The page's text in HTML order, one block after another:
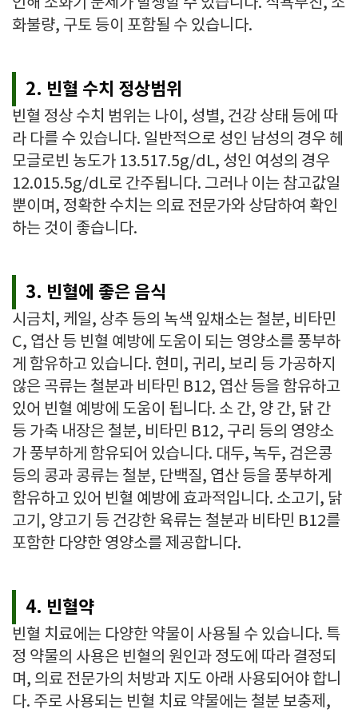
인해 소화기 문제가 발생할 수 있습니다. 식욕부진, 소
화불량, 구토 등이 포함될 수 있습니다.
2. 빈혈 수치 정상범위
빈혈 정상 수치 범위는 나이, 성별, 건강 상태 등에 따
라 다를 수 있습니다. 일반적으로 성인 남성의 경우 헤
모글로빈 농도가 13.517.5g/dL, 성인 여성의 경우
12.015.5g/dL로 간주됩니다. 그러나 이는 참고값일
뿐이며, 정확한 수치는 의료 전문가와 상담하여 확인
하는 것이 좋습니다.
3. 빈혈에 좋은 음식
시금치, 케일, 상추 등의 녹색 잎채소는 철분, 비타민
C, 엽산 등 빈혈 예방에 도움이 되는 영양소를 풍부하
게 함유하고 있습니다. 현미, 귀리, 보리 등 가공하지
않은 곡류는 철분과 비타민 B12, 엽산 등을 함유하고
있어 빈혈 예방에 도움이 됩니다. 소 간, 양 간, 닭 간
등 가축 내장은 철분, 비타민 B12, 구리 등의 영양소
가 풍부하게 함유되어 있습니다. 대두, 녹두, 검은콩
등의 콩과 콩류는 철분, 단백질, 엽산 등을 풍부하게
함유하고 있어 빈혈 예방에 효과적입니다. 소고기, 닭
고기, 양고기 등 건강한 육류는 철분과 비타민 B12를
포함한 다양한 영양소를 제공합니다.
4. 빈혈약
빈혈 치료에는 다양한 약물이 사용될 수 있습니다. 특
정 약물의 사용은 빈혈의 원인과 정도에 따라 결정되
며, 의료 전문가의 처방과 지도 아래 사용되어야 합니
다. 주로 사용되는 빈혈 치료 약물에는 철분 보충제,